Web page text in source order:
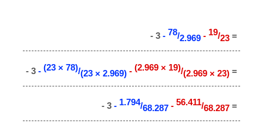
- 3 - 78/2.969 - 19/23 =
- 3 - (23 × 78)/(23 × 2.969) - (2.969 × 19)/(2.969 × 23) =
- 3 - 1.794/68.287 - 56.411/68.287 =